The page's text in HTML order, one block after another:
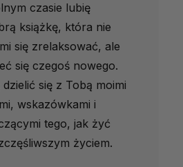
czasie lubię
książkę, która nie
się zrelaksować, ale
się czegoś nowego.
się z Tobą moimi
wskazówkami i
tego, jak żyć
życiem.